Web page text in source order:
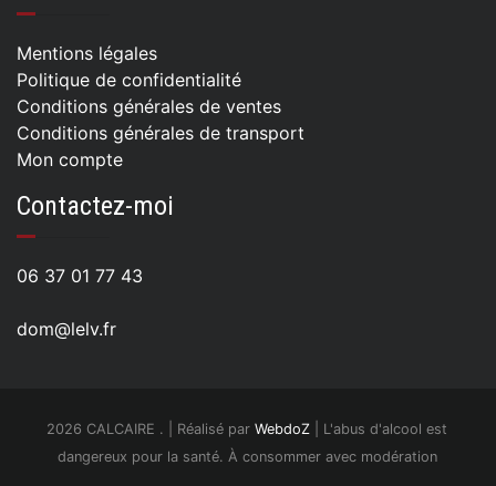
Mentions légales
Politique de confidentialité
Conditions générales de ventes
Conditions générales de transport
Mon compte
Contactez-moi
06 37 01 77 43
dom@lelv.fr
2026 CALCAIRE . | Réalisé par WebdoZ | L'abus d'alcool est
dangereux pour la santé. À consommer avec modération